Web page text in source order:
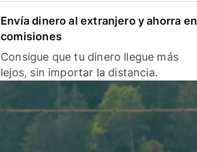
Envía dinero al extranjero y ahorra en
comisiones
Consigue que tu dinero llegue más
lejos, sin importar la distancia.